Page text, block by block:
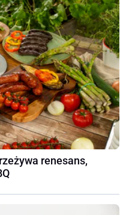
renesans,